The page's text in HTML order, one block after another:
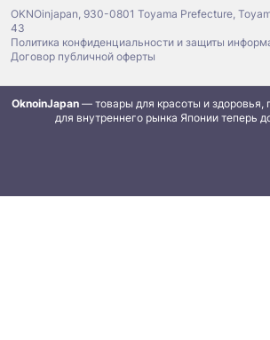
OKNOinjapan, 930-0801 Toyama Prefecture,
43
Политика конфиденциальности и защиты
Договор публичной оферты
OknoinJapan — товары для красоты и здоровья,
для внутреннего рынка Японии теперь